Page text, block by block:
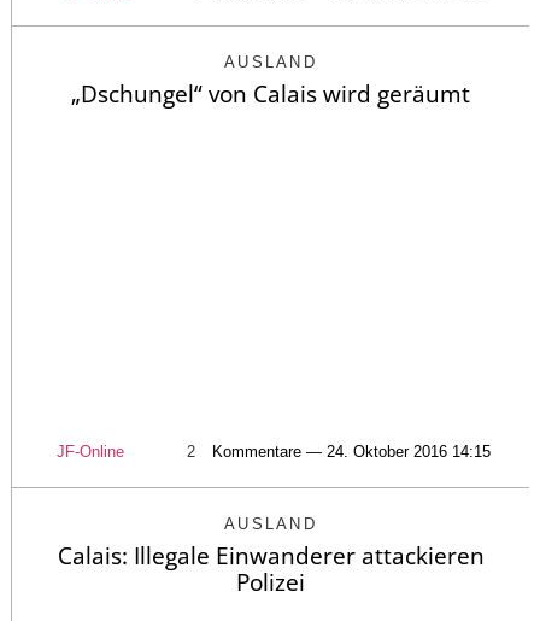
AUSLAND
„Dschungel“ von Calais wird geräumt
JF-Online 2 Kommentare — 24. Oktober 2016 14:15
AUSLAND
Calais: Illegale Einwanderer attackieren
Polizei